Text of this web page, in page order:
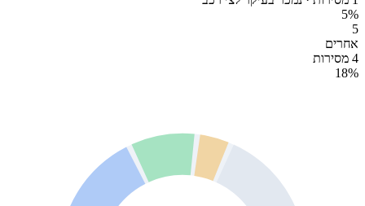
5%
5
אחרים
4 מסירות
18%